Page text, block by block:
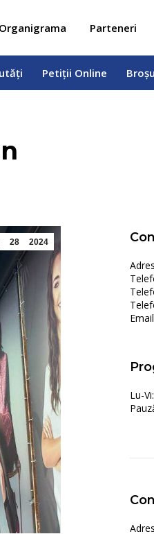
Organigrama Parteneri
Petiții Online
28 2024
Lu-Vi:
Petiții Online Broșura